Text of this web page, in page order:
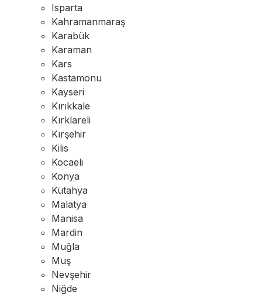
Isparta
Kahramanmaraş
Karabük
Karaman
Kars
Kastamonu
Kayseri
Kırıkkale
Kırklareli
Kırşehir
Kilis
Kocaeli
Konya
Kütahya
Malatya
Manisa
Mardin
Muğla
Muş
Nevşehir
Niğde